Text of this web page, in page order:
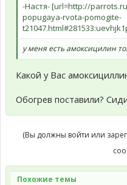
-Настя- [url=http://
popugaya-rvota-pomogite-
у меня есть амоксицилин
Какой у Вас
Обогрев поставили?
(Вы должны войти или
Похожие темы